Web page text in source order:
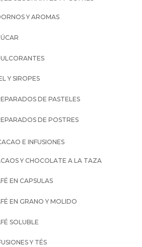
Y AROMAS
Y SIROPES
DE PASTELES
DE POSTRES
E INFUSIONES
Y CHOCOLATE A LA TAZA
EN CAPSULAS
EN GRANO Y MOLIDO
SOLUBLE
Y TÉS